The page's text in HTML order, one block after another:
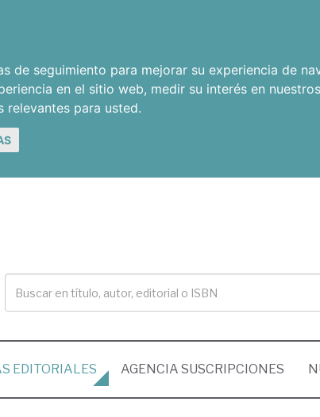
de seguimiento para mejorar su experiencia de
en el sitio web, medir su interés en
relevantes para usted.
EDITORIALES AGENCIA SUSCRIPCIONES